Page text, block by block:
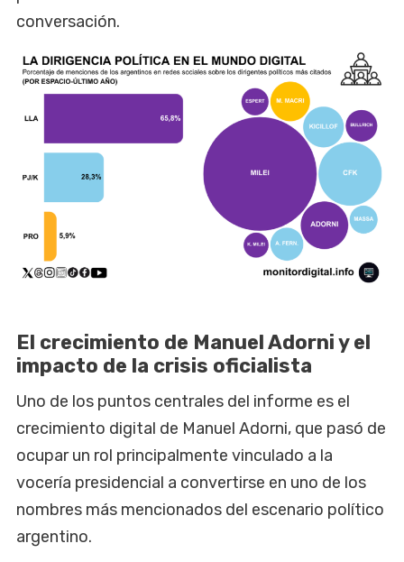
conversación.
El crecimiento de Manuel Adorni y el
impacto de la crisis oficialista
Uno de los puntos centrales del informe es el
crecimiento digital de Manuel Adorni, que pasó de
ocupar un rol principalmente vinculado a la
vocería presidencial a convertirse en uno de los
nombres más mencionados del escenario político
argentino.